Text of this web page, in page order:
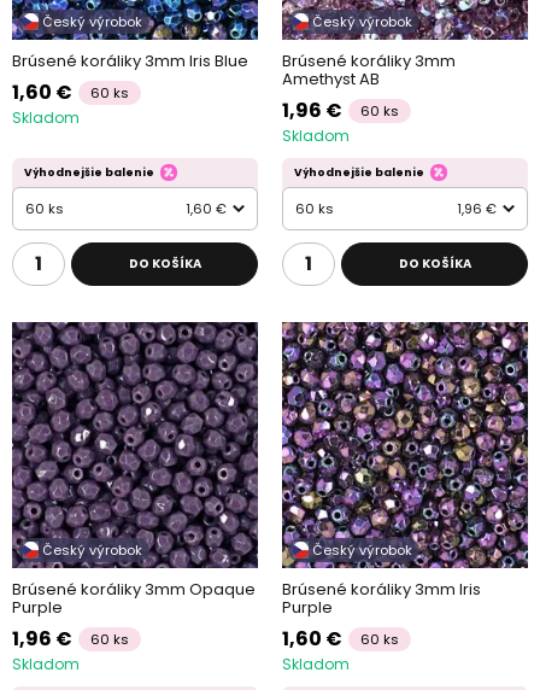
Český výrobok
Brúsené koráliky 3mm Iris Blue
1,60 € 60 ks
Skladom
Výhodnejšie balenie
60 ks 1,60 €
DO KOŠÍKA
Český výrobok
Brúsené koráliky 3mm
Amethyst AB
1,96 € 60 ks
Skladom
Výhodnejšie balenie
60 ks 1,96 €
DO KOŠÍKA
Český výrobok
Brúsené koráliky 3mm Opaque
Purple
1,96 € 60 ks
Skladom
Český výrobok
Brúsené koráliky 3mm Iris
Purple
1,60 € 60 ks
Skladom